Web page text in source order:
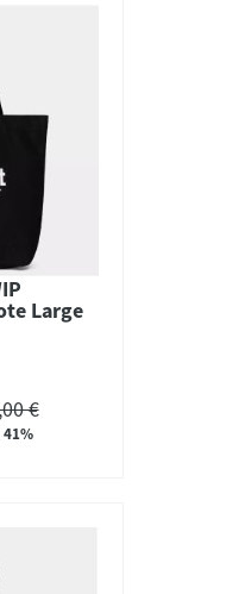
Large
€
41%